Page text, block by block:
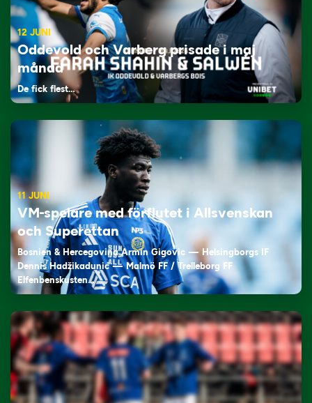
12 JUNI
Oddevold och Varberg prisade i maj
månad
De fick flest…
11 JUNI
VM-spelare med förflutet i Allsvenskan
och Superettan
Bosnien & Hercegovina Armin Gigovic — Helsingborgs IF
Dennis Hadžikadunić — Malmö FF / Trelleborg FF
Elfenbenskusten…